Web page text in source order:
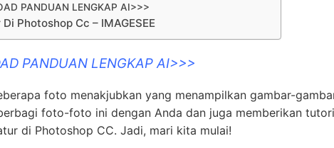
PANDUAN LENGKAP AI>>>
Photoshop Cc – IMAGESEE
PANDUAN LENGKAP AI>>>
foto menakjubkan yang menampilkan gambar-
foto-foto ini dengan Anda dan juga memberikan
di Photoshop CC. Jadi, mari kita mulai!